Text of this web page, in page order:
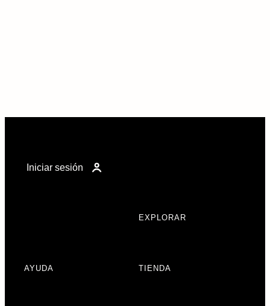
Iniciar sesión
EXPLORAR
AYUDA TIENDA